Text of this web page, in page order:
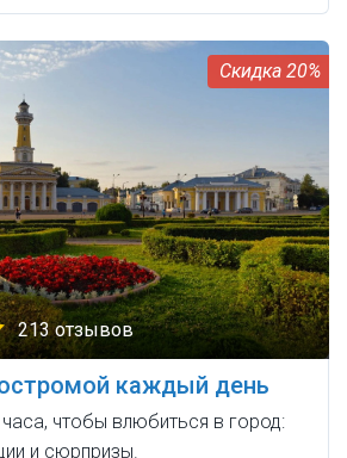
20%
213 отзывов
каждый день
чтобы влюбиться в город:
и сюрпризы.